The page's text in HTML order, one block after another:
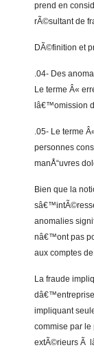
prend en
rÃ©sultant de
DÃ©finition et
.04- Des
Le terme Â«
lâ€™omission
.05- Le terme
personnes
manÅ“uvres
Bien que la
anomalies
nâ€™ont pas
aux comptes
La fraude
impliquant
commise par le
extÃ©rieurs Ã